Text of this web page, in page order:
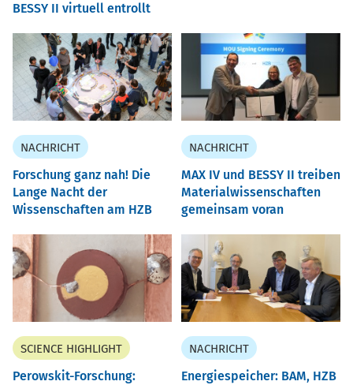
BESSY II virtuell entrollt
NACHRICHT
Forschung ganz nah! Die
Lange Nacht der
Wissenschaften am HZB
NACHRICHT
MAX IV und BESSY II treiben
Materialwissenschaften
gemeinsam voran
SCIENCE HIGHLIGHT
Perowskit-Forschung:
NACHRICHT
Energiespeicher: BAM, HZB